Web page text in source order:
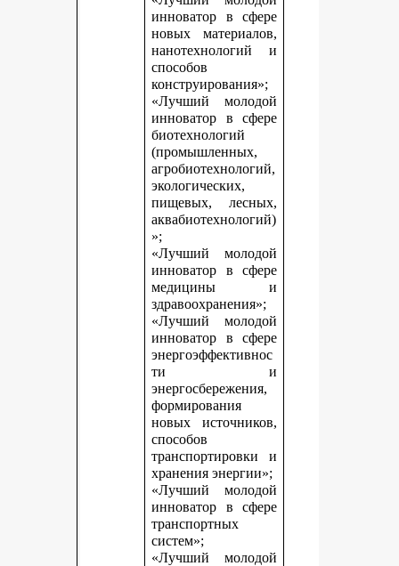
инноватор в сфере
новых материалов,
нанотехнологий и
способов
конструирования»;
«Лучший молодой
инноватор в сфере
биотехнологий
(промышленных,
агробиотехнологий,
экологических,
пищевых, лесных,
аквабиотехнологий)
»;
«Лучший молодой
инноватор в сфере
медицины и
здравоохранения»;
«Лучший молодой
инноватор в сфере
энергоэффективнос
ти и
энергосбережения,
формирования
новых источников,
способов
транспортировки и
хранения энергии»;
«Лучший молодой
инноватор в сфере
транспортных
систем»;
«Лучший молодой